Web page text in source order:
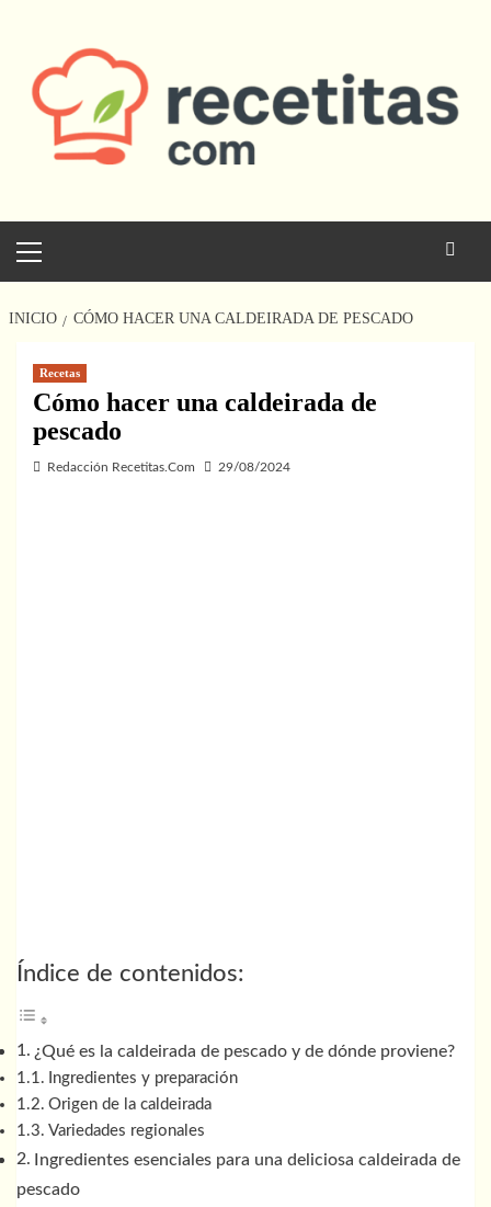
contenido
principal
INICIO CÓMO HACER UNA CALDEIRADA DE PESCADO
Recetas
Cómo hacer una caldeirada de
pescado
Redacción Recetitas.Com 29/08/2024
Índice de contenidos:
¿Qué es la caldeirada de pescado y de dónde proviene?
Ingredientes y preparación
Origen de la caldeirada
Variedades regionales
Ingredientes esenciales para una deliciosa caldeirada de
pescado